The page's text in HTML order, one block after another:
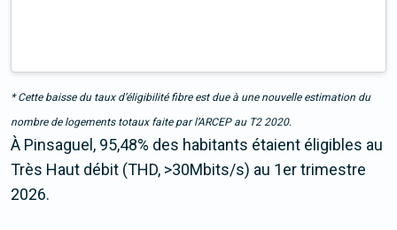
* Cette baisse du taux d’éligibilité fibre est due à une nouvelle estimation du
nombre de logements totaux faite par l’ARCEP au T2 2020.
À Pinsaguel, 95,48% des habitants étaient éligibles au
Très Haut débit (THD, >30Mbits/s) au 1er trimestre
2026.